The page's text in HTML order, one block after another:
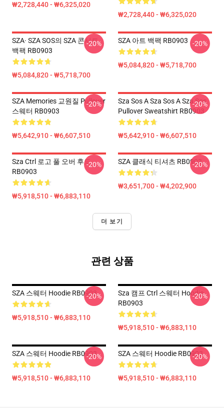
₩2,728,440 - ₩6,325,020
₩2,728,440 - ₩6,325,020
SZA· SZA SOS의 SZA 콘서트
백팩 RB0903
₩5,084,820 - ₩5,718,700
-20% SZA 아트 백팩 RB0903
₩5,084,820 - ₩5,718,700
-20%
SZA Memories 교원질 Pullover
스웨터 RB0903
₩5,642,910 - ₩6,607,510
-20%
Sza Sos A Sza Sos A Sza Sos
Pullover Sweatshirt RB0903
₩5,642,910 - ₩6,607,510
-20%
Sza Ctrl 로고 풀 오버 후드
RB0903
₩5,918,510 - ₩6,883,110
-20% SZA 클래식 티셔츠 RB0903
₩3,651,700 - ₩4,202,900
-20%
더 보기
관련 상품
SZA 스웨터 Hoodie RB0903
₩5,918,510 - ₩6,883,110
-20%
Sza 캠프 Ctrl 스웨터 Hoodie
RB0903
₩5,918,510 - ₩6,883,110
-20%
SZA 스웨터 Hoodie RB0903
₩5,918,510 - ₩6,883,110
-20% SZA 스웨터 Hoodie RB0903
₩5,918,510 - ₩6,883,110
-20%